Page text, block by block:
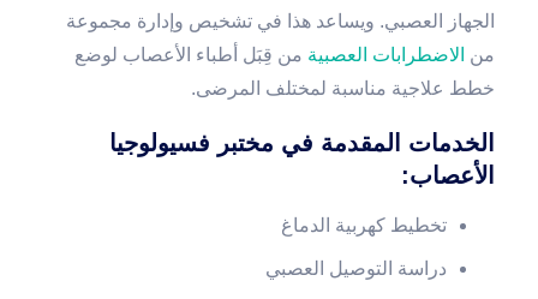
الجهاز العصبي. ويساعد هذا في تشخيص وإدارة مجموعة
من الاضطرابات العصبية من قِبَل أطباء الأعصاب لوضع
خطط علاجية مناسبة لمختلف المرضى.
الخدمات المقدمة في مختبر فسيولوجيا
الأعصاب:
تخطيط كهربية الدماغ
دراسة التوصيل العصبي